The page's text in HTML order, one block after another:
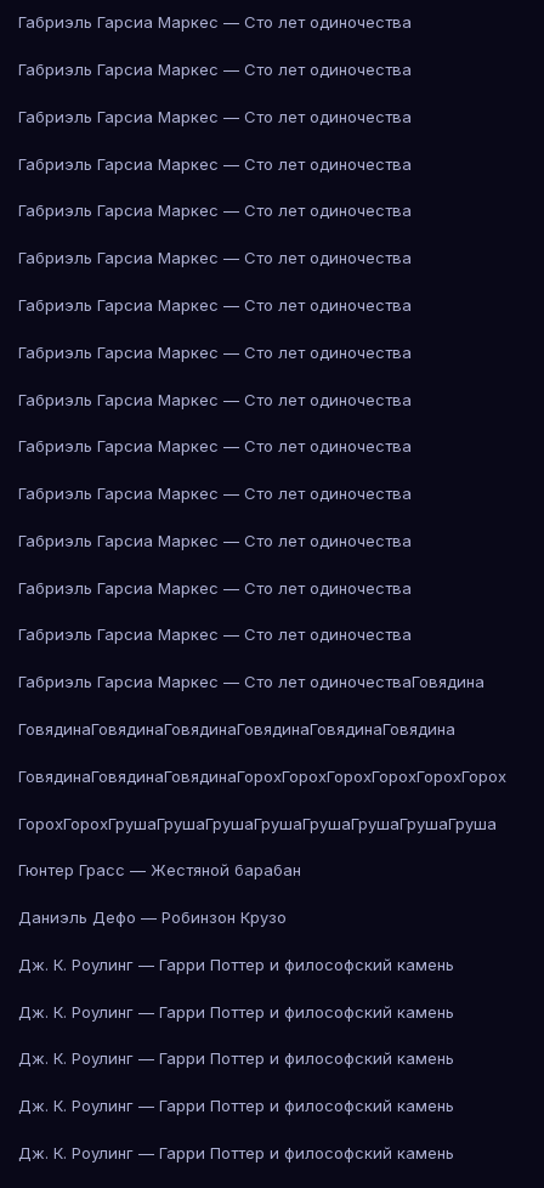
Габриэль Гарсиа Маркес — Сто лет одиночества
Габриэль Гарсиа Маркес — Сто лет одиночества
Габриэль Гарсиа Маркес — Сто лет одиночества
Габриэль Гарсиа Маркес — Сто лет одиночества
Габриэль Гарсиа Маркес — Сто лет одиночества
Габриэль Гарсиа Маркес — Сто лет одиночества
Габриэль Гарсиа Маркес — Сто лет одиночества
Габриэль Гарсиа Маркес — Сто лет одиночества
Габриэль Гарсиа Маркес — Сто лет одиночества
Габриэль Гарсиа Маркес — Сто лет одиночества
Габриэль Гарсиа Маркес — Сто лет одиночества
Габриэль Гарсиа Маркес — Сто лет одиночества
Габриэль Гарсиа Маркес — Сто лет одиночества
Габриэль Гарсиа Маркес — Сто лет одиночества
Габриэль Гарсиа Маркес — Сто лет одиночестваГовядина
ГовядинаГовядинаГовядинаГовядинаГовядинаГовядина
ГовядинаГовядинаГовядинаГорохГорохГорохГорохГорохГорох
ГорохГорохГрушаГрушаГрушаГрушаГрушаГрушаГрушаГруша
Гюнтер Грасс — Жестяной барабан
Даниэль Дефо — Робинзон Крузо
Дж. К. Роулинг — Гарри Поттер и философский камень
Дж. К. Роулинг — Гарри Поттер и философский камень
Дж. К. Роулинг — Гарри Поттер и философский камень
Дж. К. Роулинг — Гарри Поттер и философский камень
Дж. К. Роулинг — Гарри Поттер и философский камень